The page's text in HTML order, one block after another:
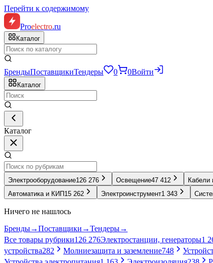
Перейти к содержимому
Proelectro.ru
Каталог
БрендыПоставщикиТендеры 0 0Войти
Каталог
Каталог
Электрооборудование126 276 Освещение47 412 Кабели
Автоматика и КИП 15 262 Электроинструмент1 343
Ничего не нашлось
Бренды→Поставщики →Тендеры→
Все товары рубрики126 276Электростанции, генераторы1
устройства282 Молниезащита и заземление748